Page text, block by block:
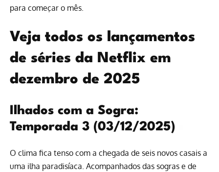
para começar o mês.
Veja todos os lançamentos
de séries da Netflix em
dezembro de 2025
Ilhados com a Sogra:
Temporada 3 (03/12/2025)
O clima fica tenso com a chegada de seis novos casais a
uma ilha paradisíaca. Acompanhados das sogras e de